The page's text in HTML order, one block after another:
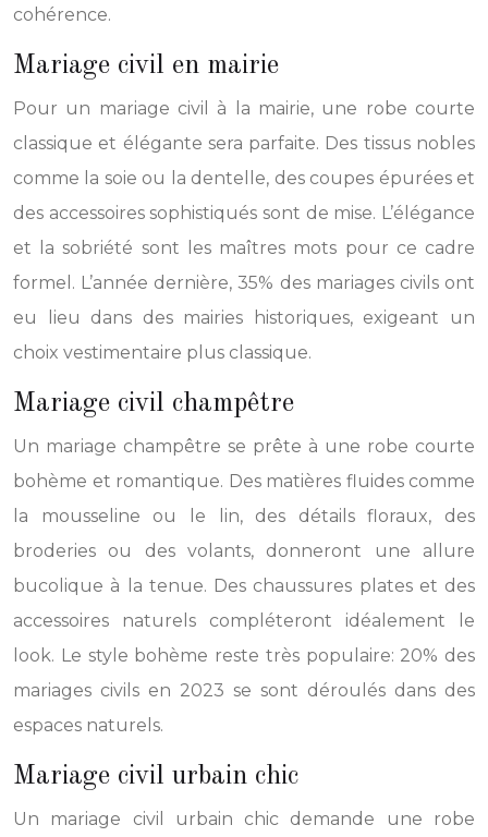
cohérence.
Mariage civil en mairie
Pour un mariage civil à la mairie, une robe courte
classique et élégante sera parfaite. Des tissus nobles
comme la soie ou la dentelle, des coupes épurées et
des accessoires sophistiqués sont de mise. L’élégance
et la sobriété sont les maîtres mots pour ce cadre
formel. L’année dernière, 35% des mariages civils ont
eu lieu dans des mairies historiques, exigeant un
choix vestimentaire plus classique.
Mariage civil champêtre
Un mariage champêtre se prête à une robe courte
bohème et romantique. Des matières fluides comme
la mousseline ou le lin, des détails floraux, des
broderies ou des volants, donneront une allure
bucolique à la tenue. Des chaussures plates et des
accessoires naturels compléteront idéalement le
look. Le style bohème reste très populaire: 20% des
mariages civils en 2023 se sont déroulés dans des
espaces naturels.
Mariage civil urbain chic
Un mariage civil urbain chic demande une robe